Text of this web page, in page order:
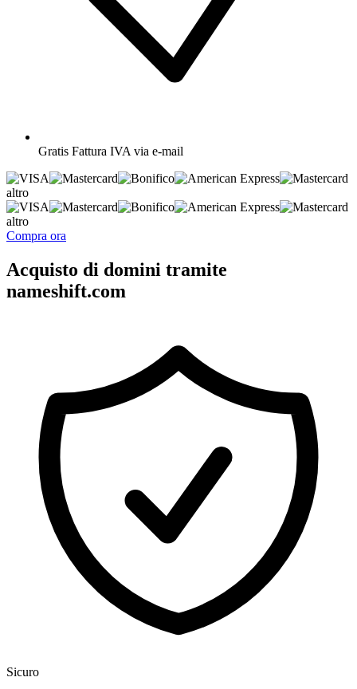
Gratis Fattura IVA via e-mail
altro
altro
Compra ora
Acquisto di domini tramite
nameshift.com
Sicuro